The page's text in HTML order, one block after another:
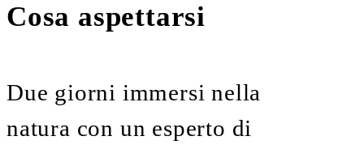
Cosa aspettarsi
Due giorni immersi nella
natura con un esperto di